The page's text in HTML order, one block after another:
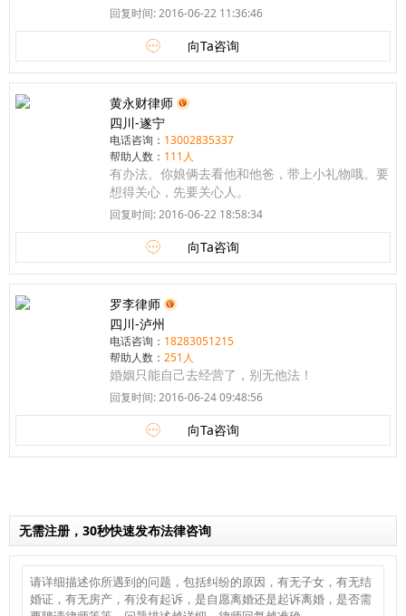
回复时间: 2016-06-22 11:36:46
向Ta咨询
黄永财律师
四川-遂宁
电话咨询： 13002835337
帮助人数： 111人
有办法。你娘俩去看他和他爸，带上小礼物哦。要
想得关心，先要关心人。
回复时间: 2016-06-22 18:58:34
向Ta咨询
罗李律师
四川-泸州
电话咨询： 18283051215
帮助人数： 251人
婚姻只能自己去经营了，别无他法！
回复时间: 2016-06-24 09:48:56
向Ta咨询
无需注册，30秒快速发布法律咨询